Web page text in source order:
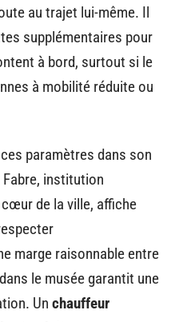
au trajet lui-même. Il
supplémentaires pour
à bord, surtout si le
à mobilité réduite ou
paramètres dans son
institution
de la ville, affiche
marge raisonnable entre
le musée garantit une
Un chauffeur